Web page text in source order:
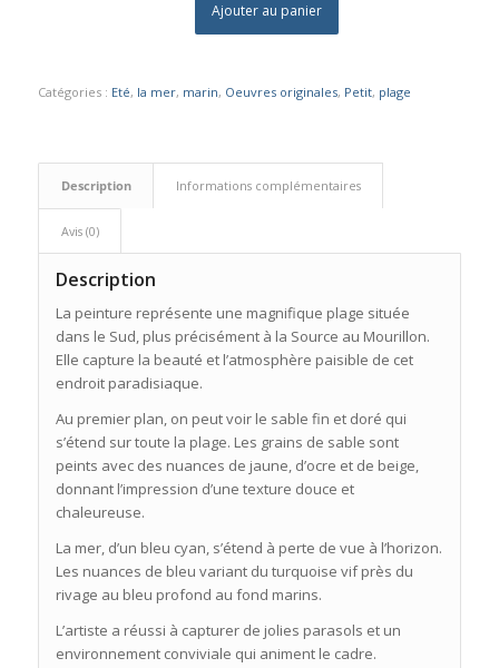
Ajouter au panier
Catégories : Eté, la mer, marin, Oeuvres originales, Petit, plage
Description Informations complémentaires
Avis (0)
Description
La peinture représente une magnifique plage située
dans le Sud, plus précisément à la Source au Mourillon.
Elle capture la beauté et l’atmosphère paisible de cet
endroit paradisiaque.
Au premier plan, on peut voir le sable fin et doré qui
s’étend sur toute la plage. Les grains de sable sont
peints avec des nuances de jaune, d’ocre et de beige,
donnant l’impression d’une texture douce et
chaleureuse.
La mer, d’un bleu cyan, s’étend à perte de vue à l’horizon.
Les nuances de bleu variant du turquoise vif près du
rivage au bleu profond au fond marins.
L’artiste a réussi à capturer de jolies parasols et un
environnement conviviale qui animent le cadre.